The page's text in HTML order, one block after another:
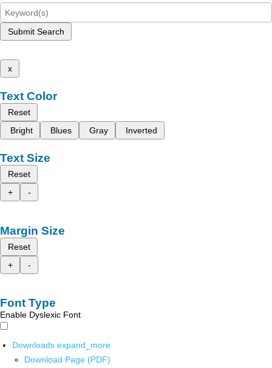
Submit Search
x
Text Color
Reset
Bright
Blues Gray Inverted
Text Size
Reset
+
-
Margin Size
Reset
+
-
Font Type
Enable Dyslexic Font
Downloads expand_more
Download Page (PDF)